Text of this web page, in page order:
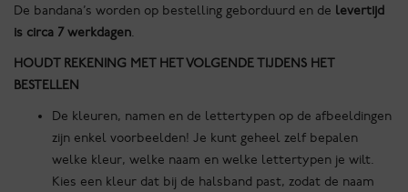
De bandana’s worden op bestelling geborduurd en de levertijd
is circa 7 werkdagen.
HOUDT REKENING MET HET VOLGENDE TIJDENS HET
BESTELLEN
De kleuren, namen en de lettertypen op de afbeeldingen
zijn enkel voorbeelden! Je kunt geheel zelf bepalen
welke kleur, welke naam en welke lettertypen je wilt.
Kies een kleur dat bij de halsband past, zodat de naam